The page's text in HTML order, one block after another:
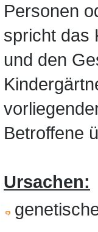
Personen
spricht das
und den
Betroffene
Ursachen: